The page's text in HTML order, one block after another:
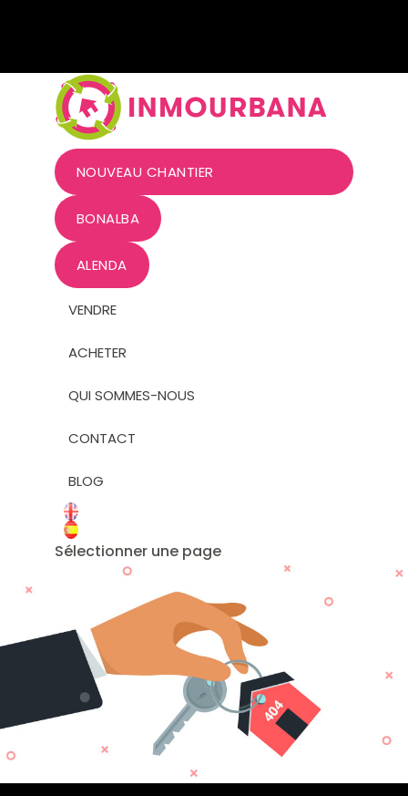
NOUVEAU CHANTIER
BONALBA
ALENDA
VENDRE
ACHETER
QUI SOMMES-NOUS
CONTACT
BLOG
Sélectionner une page